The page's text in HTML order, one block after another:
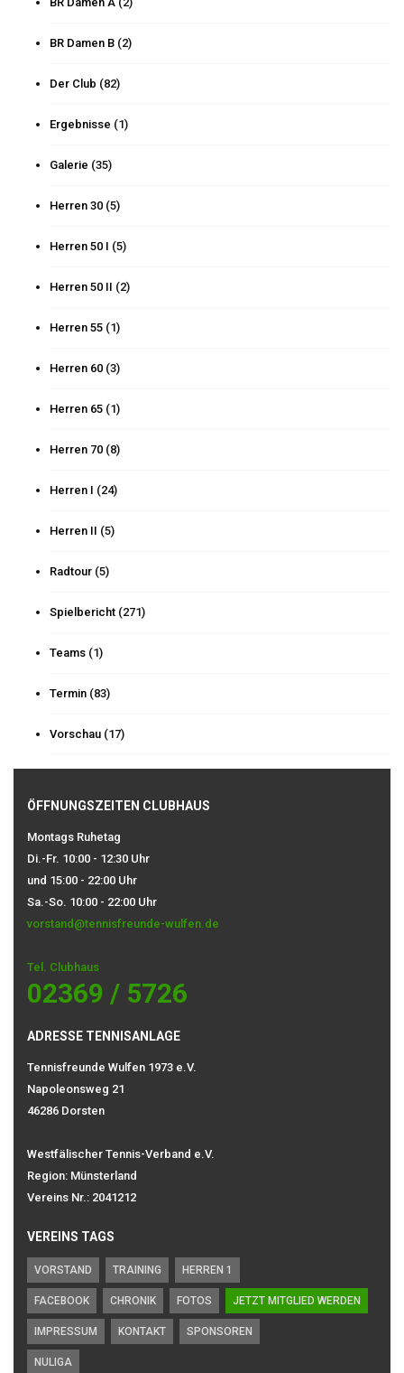
BR Damen B (2)
Der Club (82)
Ergebnisse (1)
Galerie (35)
Herren 30 (5)
Herren 50 I (5)
Herren 50 II (2)
Herren 55 (1)
Herren 60 (3)
Herren 65 (1)
Herren 70 (8)
Herren I (24)
Herren II (5)
Radtour (5)
Spielbericht (271)
Teams (1)
Termin (83)
Vorschau (17)
ÖFFNUNGSZEITEN CLUBHAUS
Montags Ruhetag
Di.-Fr. 10:00 - 12:30 Uhr
und 15:00 - 22:00 Uhr
Sa.-So. 10:00 - 22:00 Uhr
vorstand@tennisfreunde-wulfen.de
Tel. Clubhaus
02369 / 5726
ADRESSE TENNISANLAGE
Tennisfreunde Wulfen 1973 e.V.
Napoleonsweg 21
46286 Dorsten
Westfälischer Tennis-Verband e.V.
Region: Münsterland
Vereins Nr.: 2041212
VEREINS TAGS
VORSTAND TRAINING HERREN 1
FACEBOOK CHRONIK FOTOS JETZT MITGLIED WERDEN
IMPRESSUM KONTAKT SPONSOREN
NULIGA